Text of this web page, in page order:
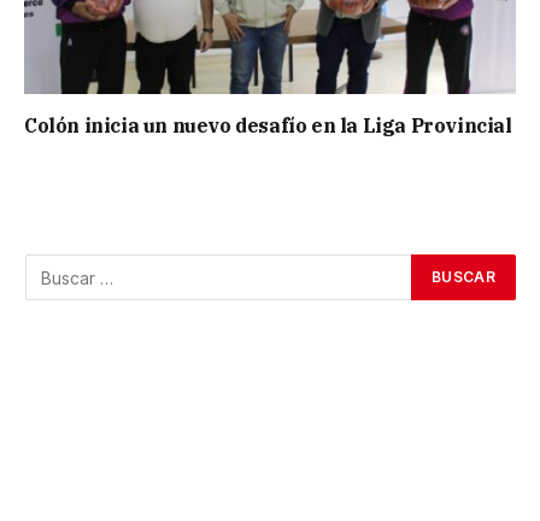
Colón inicia un nuevo desafío en la Liga Provincial